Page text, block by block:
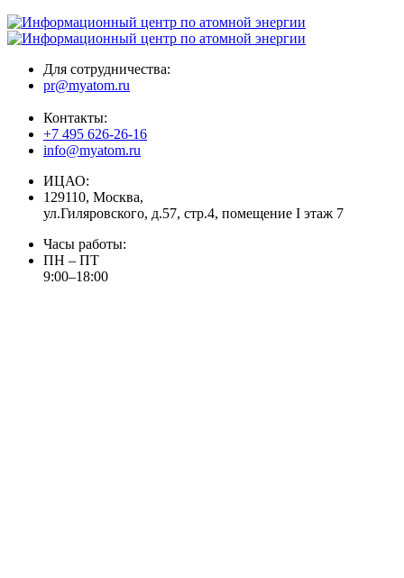
Для сотрудничества:
pr@myatom.ru
Контакты:
+7 495 626-26-16
info@myatom.ru
ИЦАО:
129110, Москва,
ул.Гиляровского, д.57, стр.4, помещение I этаж 7
Часы работы:
ПН – ПТ
9:00–18:00